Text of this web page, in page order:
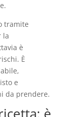
tramite
la
è
È
e
da prendere.